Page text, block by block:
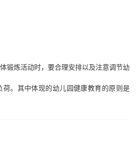
锻炼活动时，要合理安排以及注意调节幼
荷。其中体现的幼儿园健康教育的原则是